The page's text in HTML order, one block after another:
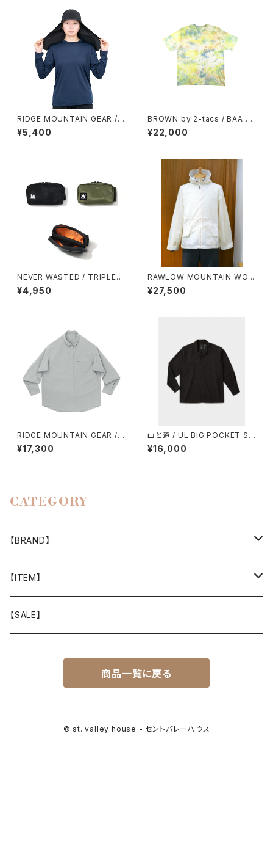
RIDGE MOUNTAIN GEAR / S
UNSHADE 2026
¥5,400
BROWN by 2-tacs / BAA WI
DE（TIE DYE）
¥22,000
NEVER WASTED / TRIPLEY
ES（MA-1）
¥4,950
RAWLOW MOUNTAIN WOR
KS / AIRY HOODIE
¥27,500
RIDGE MOUNTAIN GEAR / B
ASIC LONG SLEEVE SHIRT
（WOMEN）2026
¥17,300
山と道 / UL BIG POCKET SH
IRTS（UNISEX）
¥16,000
CATEGORY
【BRAND】
山と道
T-SHIRT
迷迭香
Akihiro Wood Works
【ITEM】
WEAR
【SALE】
商品一覧に戻る
© st. valley house - セントバレーハウス